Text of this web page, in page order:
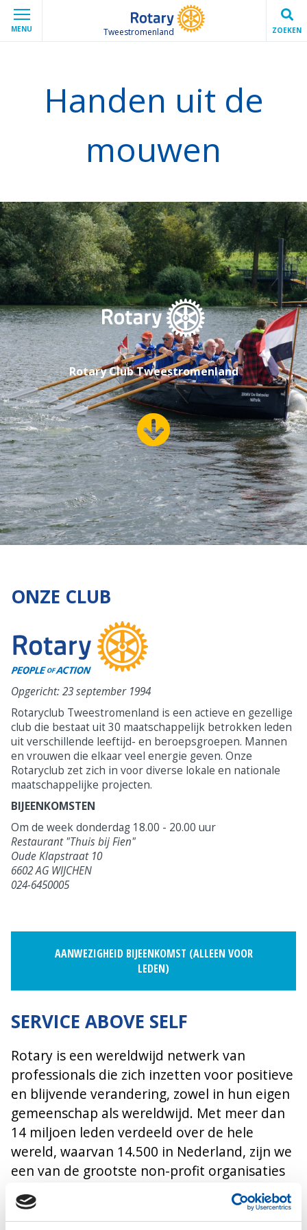
MENU Tweestromenland ZOEKEN
Handen uit de
mouwen
Rotary Club Tweestromenland
ONZE CLUB
Opgericht: 23 september 1994
Rotaryclub Tweestromenland is een actieve en gezellige
club die bestaat uit 30 maatschappelijk betrokken leden
uit verschillende leeftijd- en beroepsgroepen. Mannen
en vrouwen die elkaar veel energie geven. Onze
Rotaryclub zet zich in voor diverse lokale en nationale
maatschappelijke projecten.
BIJEENKOMSTEN
Om de week donderdag 18.00 - 20.00 uur
Restaurant "Thuis bij Fien"
Oude Klapstraat 10
6602 AG WIJCHEN
024-6450005
AANWEZIGHEID BIJEENKOMST (ALLEEN VOOR
LEDEN)
SERVICE ABOVE SELF
Rotary is een wereldwijd netwerk van
professionals die zich inzetten voor positieve
en blijvende verandering, zowel in hun eigen
gemeenschap als wereldwijd. Met meer dan
14 miljoen leden verdeeld over de hele
wereld, waarvan 14.500 in Nederland, zijn we
een van de grootste non-profit organisaties
ter wereld.